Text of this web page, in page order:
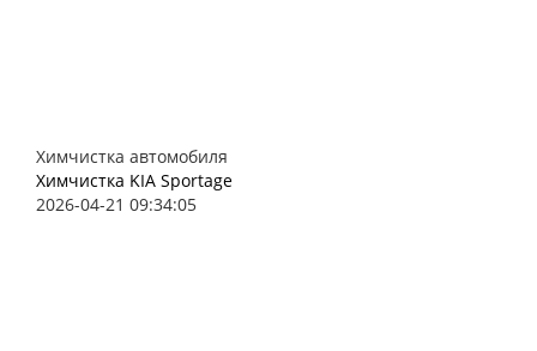
Химчистка автомобиля
Химчистка KIA Sportage
2026-04-21 09:34:05